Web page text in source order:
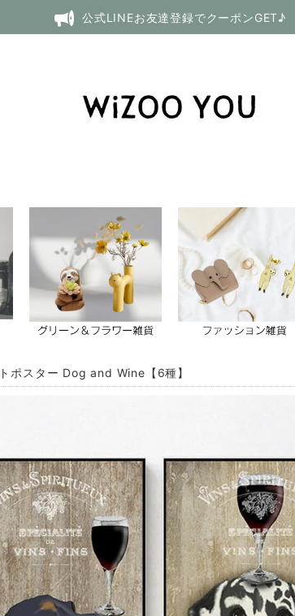
公式LINEお友達登録でクーポンGET♪
ポスター Dog and Wine【6種】